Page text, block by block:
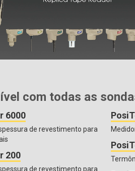
com todas as
6000
de revestimento para
200
de revestimento para